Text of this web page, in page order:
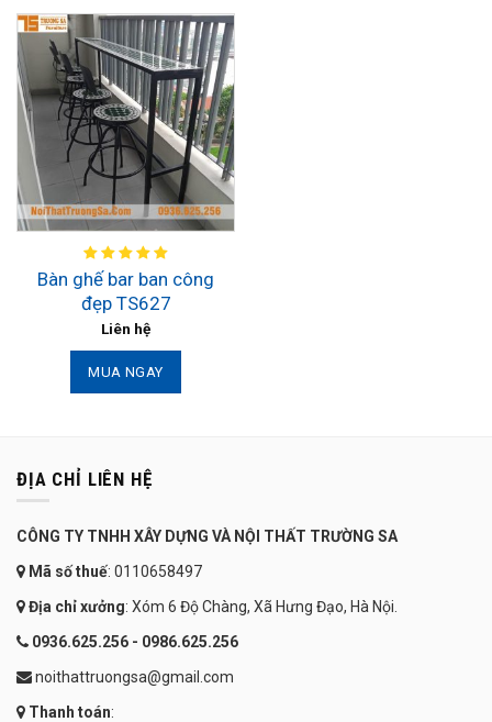
Bàn ghế bar ban công
đẹp TS627
Liên hệ
MUA NGAY
ĐỊA CHỈ LIÊN HỆ
CÔNG TY TNHH XÂY DỰNG VÀ NỘI THẤT TRƯỜNG SA
Mã số thuế: 0110658497
Địa chỉ xưởng: Xóm 6 Độ Chàng, Xã Hưng Đạo, Hà Nội.
0936.625.256 - 0986.625.256
noithattruongsa@gmail.com
Thanh toán: